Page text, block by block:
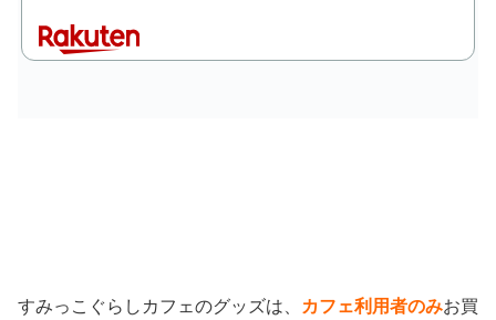
すみっこぐらしカフェのグッズは、 カフェ利用者のみお買